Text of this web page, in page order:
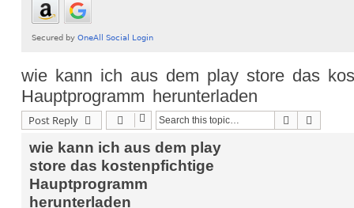
wie kann ich aus dem play store das
Hauptprogramm herunterladen
Post Reply Search
wie kann ich aus dem play
store das kostenpfichtige
Hauptprogramm
herunterladen